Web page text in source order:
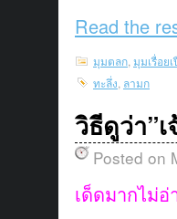
Read the
มุมตลก มุมเรื่อย
ทะลึ่ง ลามก
วิธีดูว่า”
Posted on
เด็ดมากไม่อ่